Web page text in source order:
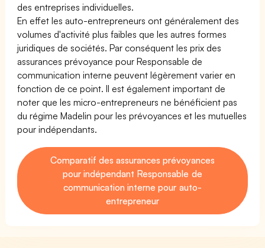
des entreprises individuelles.
En effet les auto-entrepreneurs ont généralement des
volumes d'activité plus faibles que les autres formes
juridiques de sociétés. Par conséquent les prix des
assurances prévoyance pour Responsable de
communication interne peuvent légèrement varier en
fonction de ce point. Il est également important de
noter que les micro-entrepreneurs ne bénéficient pas
du régime Madelin pour les prévoyances et les mutuelles
pour indépendants.
Comparatif des assurances prévoyances
pour indépendant Responsable de
communication interne pour auto-
entrepreneur